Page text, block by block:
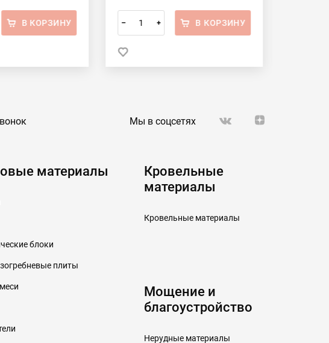
В КОРЗИНУ – + В КОРЗИНУ
Мы в соцсетях
материалы
блоки
плиты
Кровельные
материалы
Кровельные материалы
Мощение и
благоустройство
Нерудные материалы